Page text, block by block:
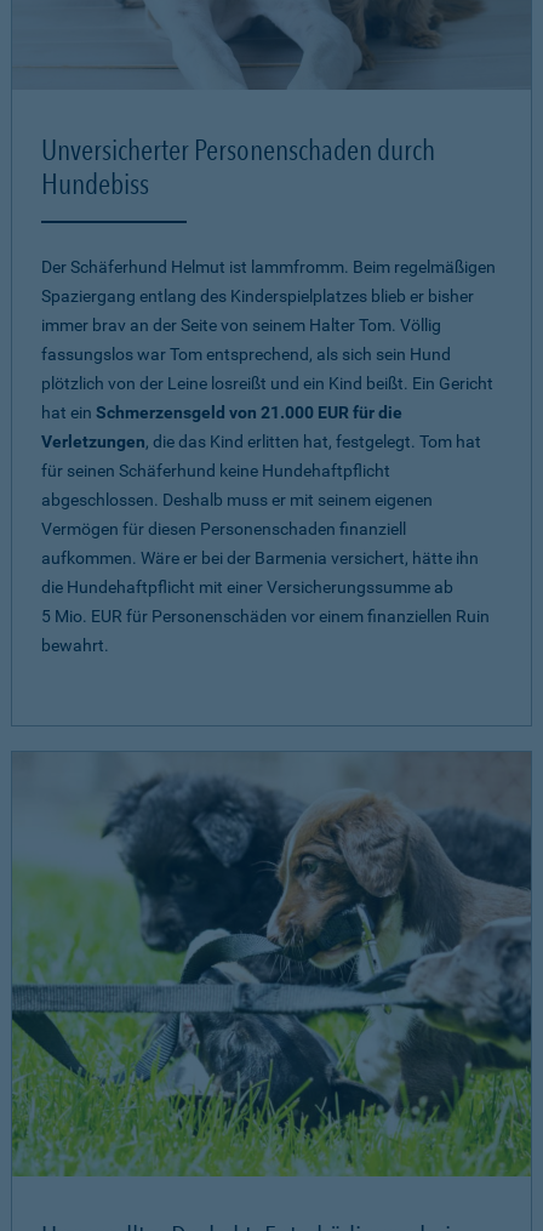
Unversicherter Personenschaden durch
Hundebiss
Der Schäferhund Helmut ist lammfromm. Beim regelmäßigen
Spaziergang entlang des Kinderspielplatzes blieb er bisher
immer brav an der Seite von seinem Halter Tom. Völlig
fassungslos war Tom entsprechend, als sich sein Hund
plötzlich von der Leine losreißt und ein Kind beißt. Ein Gericht
hat ein Schmerzensgeld von 21.000 EUR für die
Verletzungen, die das Kind erlitten hat, festgelegt. Tom hat
für seinen Schäferhund keine Hundehaftpflicht
abgeschlossen. Deshalb muss er mit seinem eigenen
Vermögen für diesen Personenschaden finanziell
aufkommen. Wäre er bei der Barmenia versichert, hätte ihn
die Hundehaftpflicht mit einer Versicherungssumme ab
5 Mio. EUR für Personenschäden vor einem finanziellen Ruin
bewahrt.